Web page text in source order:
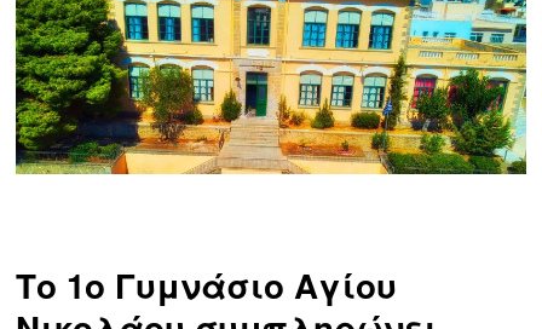
Το 1ο Γυμνάσιο Αγίου